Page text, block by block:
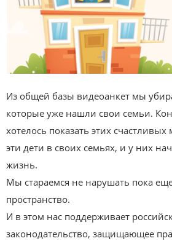
Из общей базы видеоанкет мы
которые уже нашли свои семьи.
хотелось показать этих
эти дети в своих семьях, и у них
жизнь.
Мы стараемся не нарушать пока
пространство.
И в этом нас поддерживает
законодательство, защищающее